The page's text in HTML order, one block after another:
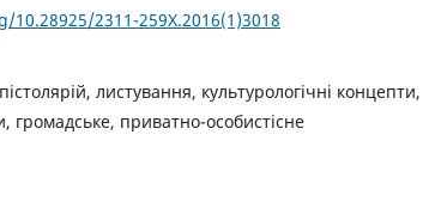
2311-259X.2016(1)3018
листування, культурологічні концепти,
громадське, приватно-особистісне